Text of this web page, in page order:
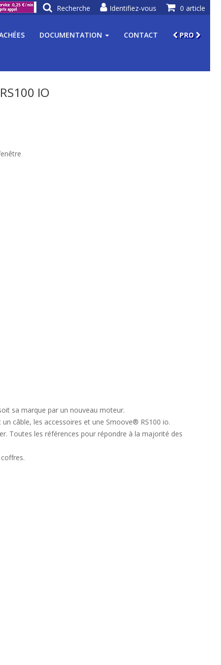
DOCUMENTATION CONTACT PRO
IO
sa marque par un nouveau moteur.
câble, les accessoires et une Smoove® RS100 io.
Toutes les références pour répondre à la majorité des
0 article
Identifiez-vous
Recherche